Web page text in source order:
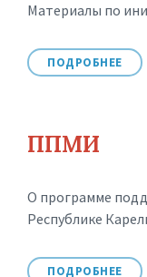
Материалы по
ПОДРОБНЕЕ
ППМИ
О программе
Республике
ПОДРОБНЕЕ